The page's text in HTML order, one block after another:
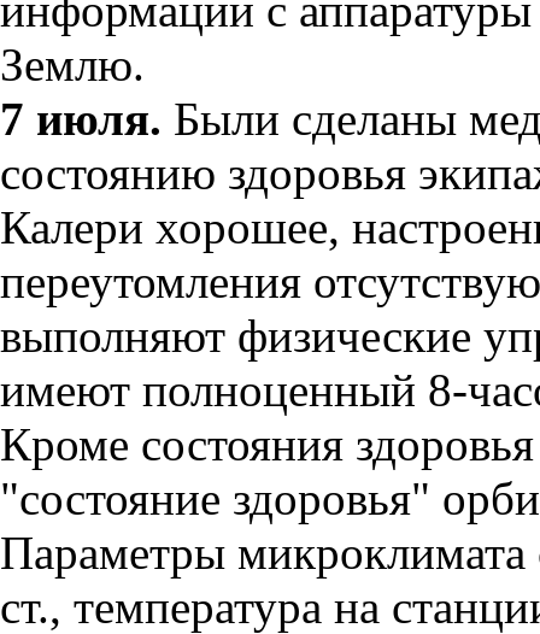
Землю.
7 июля. Были сделаны
состоянию здоровья
Калери хорошее,
переутомления
выполняют физические
имеют полноценный 8-
Кроме состояния
"состояние здоровья"
Параметры микроклимата
ст., температура на